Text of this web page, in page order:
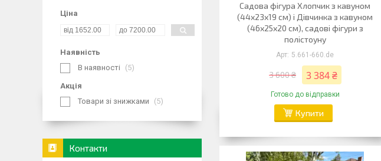
Садова фігура Хлопчик з кавуном
(44х23х19 см) і Дівчинка з кавуном
(46х25х20 см), садові фігури з
полістоуну
5.661-660.de
3 600 ₴ 3 384 ₴
Готово до відправки
Купити
Ціна
Наявність
В наявності
5
Акція
Товари зі знижками
5
Контакти